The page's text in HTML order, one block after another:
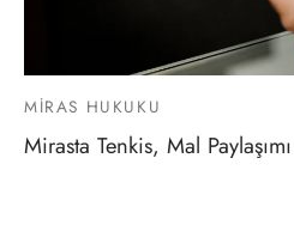
MIRAS HUKUKU
Mirasta Tenkis, Mal